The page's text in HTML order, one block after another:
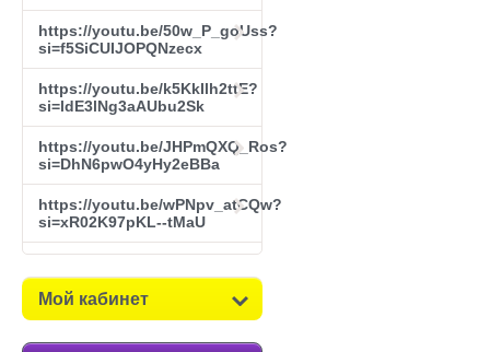
https://youtu.be/50w_P_goUss?
si=f5SiCUIJOPQNzecx
https://youtu.be/k5KkIlh2ttE?
si=ldE3lNg3aAUbu2Sk
https://youtu.be/JHPmQXQ_Ros?
si=DhN6pwO4yHy2eBBa
https://youtu.be/wPNpv_atCQw?
si=xR02K97pKL--tMaU
Мой кабинет